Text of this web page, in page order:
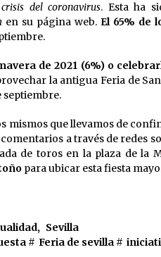
del coronavirus. Esta ha
en su página web.El 65% de
de 2021 (6%) o
la antigua Feria de
septiembre.
mismos que llevamos de
a través de redes
de toros en la plaza de la
para ubicar esta fiesta
, Sevilla
# Feria de sevilla #